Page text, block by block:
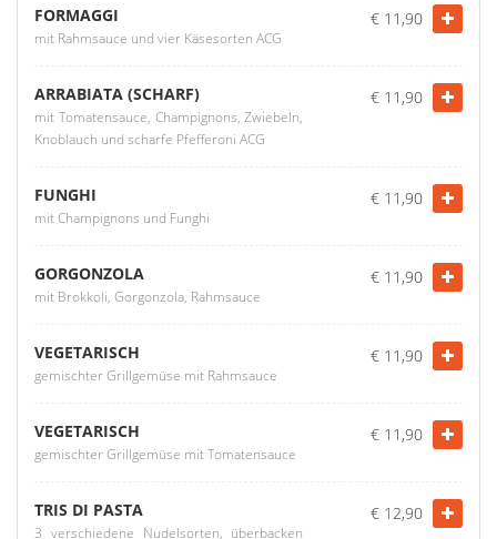
FORMAGGI
mit Rahmsauce und vier Käsesorten ACG
€ 11,90
ARRABIATA (SCHARF)
mit Tomatensauce, Champignons, Zwiebeln,
Knoblauch und scharfe Pfefferoni ACG
€ 11,90
FUNGHI
mit Champignons und Funghi
€ 11,90
GORGONZOLA
mit Brokkoli, Gorgonzola, Rahmsauce
€ 11,90
VEGETARISCH
gemischter Grillgemüse mit Rahmsauce
€ 11,90
VEGETARISCH
gemischter Grillgemüse mit Tomatensauce
€ 11,90
TRIS DI PASTA
3 verschiedene Nudelsorten, überbacken
€ 12,90